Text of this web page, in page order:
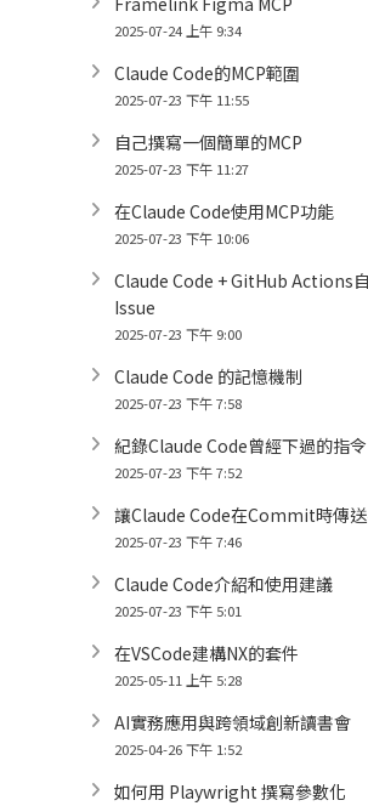
2025-07-24 上午 9:34
Claude Code的MCP範圍
2025-07-23 下午 11:55
自己撰寫一個簡單的MCP
2025-07-23 下午 11:27
在Claude Code使用MCP功能
2025-07-23 下午 10:06
Claude Code + GitHub Actions
Issue
2025-07-23 下午 9:00
Claude Code 的記憶機制
2025-07-23 下午 7:58
紀錄Claude Code曾經下過的指令
2025-07-23 下午 7:52
讓Claude Code在Commit時傳
2025-07-23 下午 7:46
Claude Code介紹和使用建議
2025-07-23 下午 5:01
在VSCode建構NX的套件
2025-05-11 上午 5:28
AI實務應用與跨領域創新讀書會
2025-04-26 下午 1:52
如何用 Playwright 撰寫參數化